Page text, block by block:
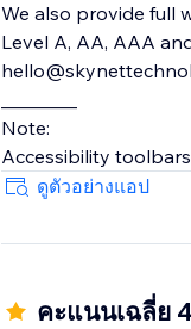
We also provide full
Level A, AA, AAA
Note:
Accessibility
ดูตัวอย่างแอป
คะแนนเฉลี่ย